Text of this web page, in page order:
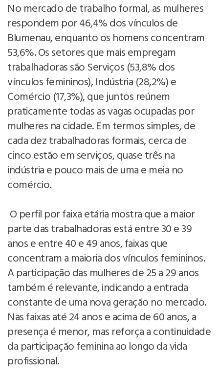
No mercado de trabalho formal, as mulheres
respondem por 46,4% dos vínculos de
Blumenau, enquanto os homens concentram
53,6%. Os setores que mais empregam
trabalhadoras são Serviços (53,8% dos
vínculos femininos), Indústria (28,2%) e
Comércio (17,3%), que juntos reúnem
praticamente todas as vagas ocupadas por
mulheres na cidade. Em termos simples, de
cada dez trabalhadoras formais, cerca de
cinco estão em serviços, quase três na
indústria e pouco mais de uma e meia no
comércio.
O perfil por faixa etária mostra que a maior
parte das trabalhadoras está entre 30 e 39
anos e entre 40 e 49 anos, faixas que
concentram a maioria dos vínculos femininos.
A participação das mulheres de 25 a 29 anos
também é relevante, indicando a entrada
constante de uma nova geração no mercado.
Nas faixas até 24 anos e acima de 60 anos, a
presença é menor, mas reforça a continuidade
da participação feminina ao longo da vida
profissional.